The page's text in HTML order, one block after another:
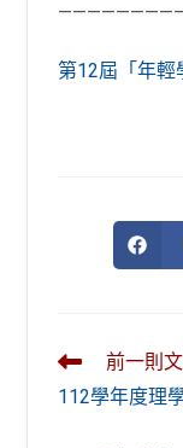
第12屆「年輕
Read
more
articles
前一則
112學年度理